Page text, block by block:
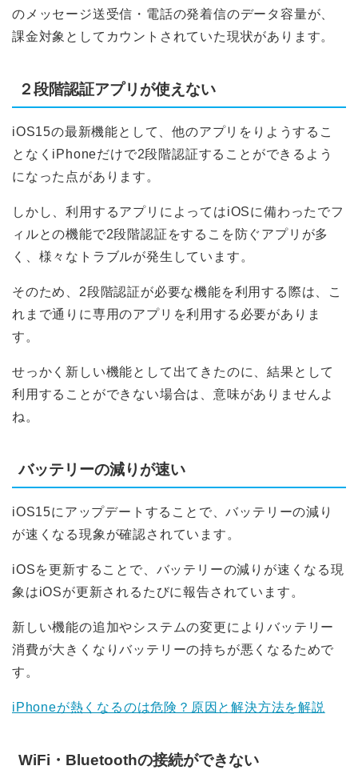
のメッセージ送受信・電話の発着信のデータ容量が、
課金対象としてカウントされていた現状があります。
２段階認証アプリが使えない
iOS15の最新機能として、他のアプリをりようするこ
となくiPhoneだけで2段階認証することができるよう
になった点があります。
しかし、利用するアプリによってはiOSに備わったでフ
ィルとの機能で2段階認証をするこを防ぐアプリが多
く、様々なトラブルが発生しています。
そのため、2段階認証が必要な機能を利用する際は、こ
れまで通りに専用のアプリを利用する必要がありま
す。
せっかく新しい機能として出てきたのに、結果として
利用することができない場合は、意味がありませんよ
ね。
バッテリーの減りが速い
iOS15にアップデートすることで、バッテリーの減り
が速くなる現象が確認されています。
iOSを更新することで、バッテリーの減りが速くなる現
象はiOSが更新されるたびに報告されています。
新しい機能の追加やシステムの変更によりバッテリー
消費が大きくなりバッテリーの持ちが悪くなるためで
す。
iPhoneが熱くなるのは危険？原因と解決方法を解説
WiFi・Bluetoothの接続ができない